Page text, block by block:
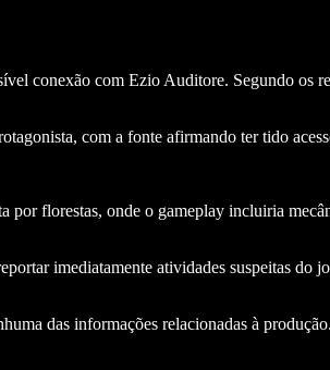
conexão com Ezio Auditore. Segundo os
com a fonte afirmando ter tido
florestas, onde o gameplay incluiria
imediatamente atividades suspeitas do
das informações relacionadas à